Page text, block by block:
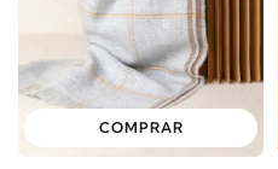
COMPRAR